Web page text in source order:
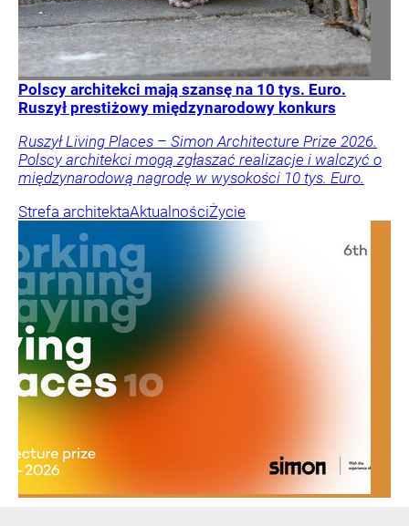
Polscy architekci mają szansę na 10 tys. Euro.
Ruszył prestiżowy międzynarodowy konkurs
Ruszył Living Places – Simon Architecture Prize 2026.
Polscy architekci mogą zgłaszać realizacje i walczyć o
międzynarodową nagrodę w wysokości 10 tys. Euro.
Strefa architektaAktualnościŻycie